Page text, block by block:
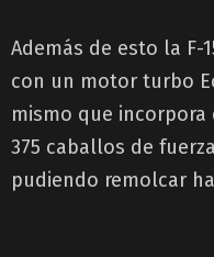
Además de esto la F-
con un motor turbo
mismo que incorpora
375 caballos de
pudiendo remolcar